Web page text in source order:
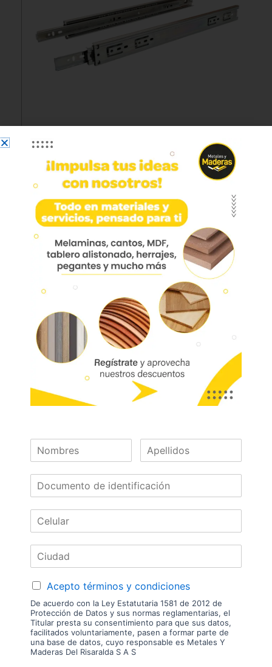
Riel Full Ext. Pesado Galv.
40cm Hre320-40
HRE320-40 Riel extensión total carga
pesada 400 mm acero
Deslizamiento suave y silencioso
Resiste más de 45.000 ciclos con una
Código:
HRE320-40
Las imágenes mostradas son de referencia y los colores podrían variar
tenemos sucursal. Disponibilidad de mercancía sujeta a verificación de
inventario. Precio sujeto a cambios sin previo aviso.
Nuestras
Marcas
Acepto términos y condiciones
De acuerdo con la Ley Estatutaria 1581 de 2012 de
Protección de Datos y sus normas reglamentarias, el
Titular presta su consentimiento para que sus datos,
facilitados voluntariamente, pasen a formar parte de
una base de datos, cuyo responsable es Metales Y
Maderas Del Risaralda S A S